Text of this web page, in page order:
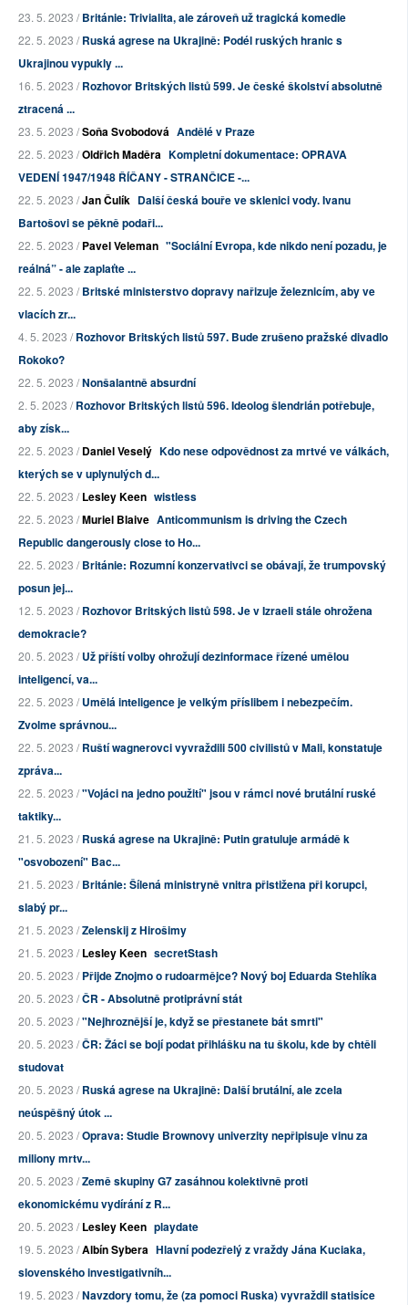
23. 5. 2023 /Británie: Trivialita, ale zároveň už tragická komedie
22. 5. 2023 /Ruská agrese na Ukrajině: Podél ruských hranic s
Ukrajinou vypukly ...
16. 5. 2023 /Rozhovor Britských listů 599. Je české školství absolutně
ztracená ...
23. 5. 2023 /Soňa Svobodová Andělé v Praze
22. 5. 2023 /Oldřich Maděra Kompletní dokumentace: OPRAVA
VEDENÍ 1947/1948 ŘÍČANY - STRANČICE -...
22. 5. 2023 /Jan Čulík Další česká bouře ve sklenici vody. Ivanu
Bartošovi se pěkně podaři...
22. 5. 2023 /Pavel Veleman "Sociální Evropa, kde nikdo není pozadu, je
reálná” - ale zaplaťte ...
22. 5. 2023 /Britské ministerstvo dopravy nařizuje železnicím, aby ve
vlacích zr...
4. 5. 2023 /Rozhovor Britských listů 597. Bude zrušeno pražské divadlo
Rokoko?
22. 5. 2023 /Nonšalantně absurdní
2. 5. 2023 /Rozhovor Britských listů 596. Ideolog šlendrián potřebuje,
aby získ...
22. 5. 2023 /Daniel Veselý Kdo nese odpovědnost za mrtvé ve válkách,
kterých se v uplynulých d...
22. 5. 2023 /Lesley Keen wistless
22. 5. 2023 /Muriel Blaive Anticommunism is driving the Czech
Republic dangerously close to Ho...
22. 5. 2023 /Británie: Rozumní konzervativci se obávají, že trumpovský
posun jej...
12. 5. 2023 /Rozhovor Britských listů 598. Je v Izraeli stále ohrožena
demokracie?
20. 5. 2023 /Už příští volby ohrožují dezinformace řízené umělou
inteligencí, va...
22. 5. 2023 /Umělá inteligence je velkým příslibem i nebezpečím.
Zvolme správnou...
22. 5. 2023 /Ruští wagnerovci vyvraždili 500 civilistů v Mali, konstatuje
zpráva...
22. 5. 2023 /"Vojáci na jedno použití" jsou v rámci nové brutální ruské
taktiky...
21. 5. 2023 /Ruská agrese na Ukrajině: Putin gratuluje armádě k
"osvobození" Bac...
21. 5. 2023 /Británie: Šílená ministryně vnitra přistižena při korupci,
slabý pr...
21. 5. 2023 /Zelenskij z Hirošimy
21. 5. 2023 /Lesley Keen secretStash
20. 5. 2023 /Přijde Znojmo o rudoarmějce? Nový boj Eduarda Stehlíka
20. 5. 2023 /ČR - Absolutně protiprávní stát
20. 5. 2023 /"Nejhroznější je, když se přestanete bát smrti"
20. 5. 2023 /ČR: Žáci se bojí podat přihlášku na tu školu, kde by chtěli
studovat
20. 5. 2023 /Ruská agrese na Ukrajině: Další brutální, ale zcela
neúspěšný útok ...
20. 5. 2023 /Oprava: Studie Brownovy univerzity nepřipisuje vinu za
miliony mrtv...
20. 5. 2023 /Země skupiny G7 zasáhnou kolektivně proti
ekonomickému vydírání z R...
20. 5. 2023 /Lesley Keen playdate
19. 5. 2023 /Albín Sybera Hlavní podezřelý z vraždy Jána Kuciaka,
slovenského investigativníh...
19. 5. 2023 /Navzdory tomu, že (za pomoci Ruska) vyvraždil statisíce